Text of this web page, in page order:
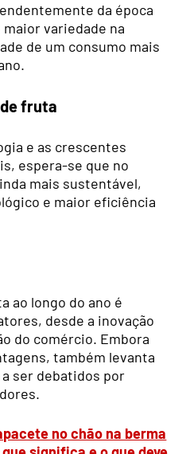
da época
variedade na
de um consumo mais
fruta
e as crescentes
espera-se que no
mais sustentável,
e maior eficiência
ao longo do ano é
desde a inovação
do comércio. Embora
também levanta
ser debatidos por
no chão na berma